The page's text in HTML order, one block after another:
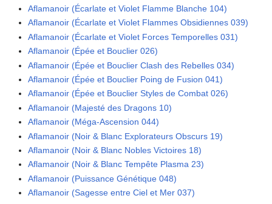
Aflamanoir (Écarlate et Violet Flamme Blanche 104)
Aflamanoir (Écarlate et Violet Flammes Obsidiennes 039)
Aflamanoir (Écarlate et Violet Forces Temporelles 031)
Aflamanoir (Épée et Bouclier 026)
Aflamanoir (Épée et Bouclier Clash des Rebelles 034)
Aflamanoir (Épée et Bouclier Poing de Fusion 041)
Aflamanoir (Épée et Bouclier Styles de Combat 026)
Aflamanoir (Majesté des Dragons 10)
Aflamanoir (Méga-Ascension 044)
Aflamanoir (Noir & Blanc Explorateurs Obscurs 19)
Aflamanoir (Noir & Blanc Nobles Victoires 18)
Aflamanoir (Noir & Blanc Tempête Plasma 23)
Aflamanoir (Puissance Génétique 048)
Aflamanoir (Sagesse entre Ciel et Mer 037)